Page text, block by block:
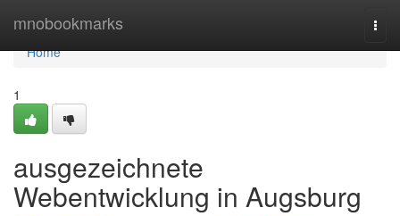
mnobookmarks
Home
Home
1
ausgezeichnete
Webentwicklung in Augsburg